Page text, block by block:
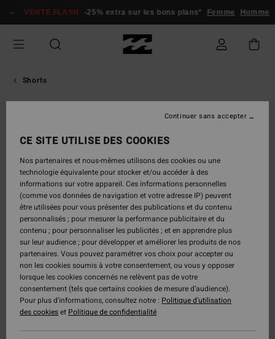
VENTE FLASH -25% extra sur les bons plans* Femme Homme
Shorts
CE SITE UTILISE DES COOKIES
Nos partenaires et nous-mêmes utilisons des cookies ou une
technologie équivalente pour stocker et/ou accéder à des
informations sur votre appareil. Ces informations personnelles
(comme vos données de navigation et votre adresse IP) peuvent
être utilisées pour vous présenter des publications et du contenu
personnalisés ; pour mesurer la performance publicitaire et du
contenu ; pour personnaliser les publicités ; et en apprendre plus
sur leur audience ; pour développer et améliorer les produits de nos
partenaires. Vous pouvez paramétrer vos choix pour accepter ou
non les cookies soumis à votre consentement, ou vous y opposer
lorsque les cookies concernés ne relèvent pas de votre
consentement (tels que certains cookies de mesure d’audience).
Pour plus d'informations, consultez notre : Politique d'utilisation
des cookieset Politique de confidentialité
Continuer sans accepter